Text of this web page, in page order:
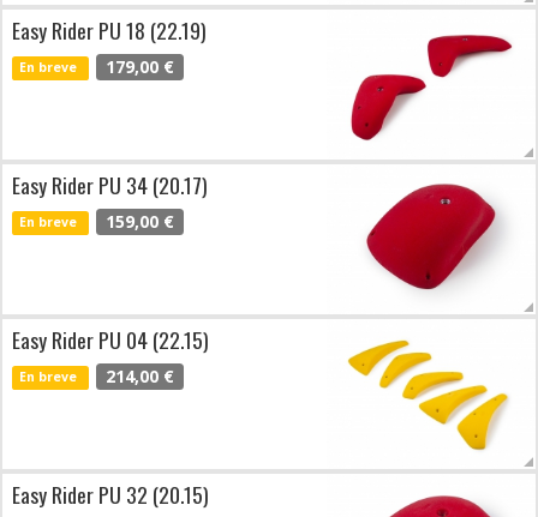
Easy Rider PU 18 (22.19)
En breve 179,00 €
Easy Rider PU 34 (20.17)
En breve 159,00 €
Easy Rider PU 04 (22.15)
En breve 214,00 €
Easy Rider PU 32 (20.15)